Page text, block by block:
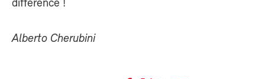
différence !
Alberto Cherubini